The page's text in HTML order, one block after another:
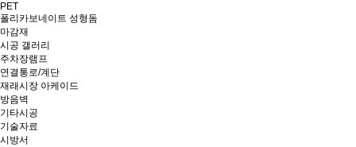
PET
폴리카보네이트 성형돔
마감재
시공 갤러리
주차장램프
연결통로/계단
재래시장 아케이드
방음벽
기타시공
기술자료
시방서